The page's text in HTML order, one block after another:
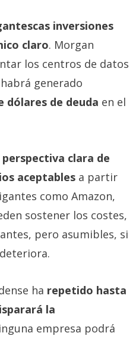
inversiones
claro. Morgan
los centros de datos
generado
dólares de deuda en el
clara de
aceptables a partir
como Amazon,
sostener los costes,
pero asumibles, si
ha repetido hasta
la
empresa podrá